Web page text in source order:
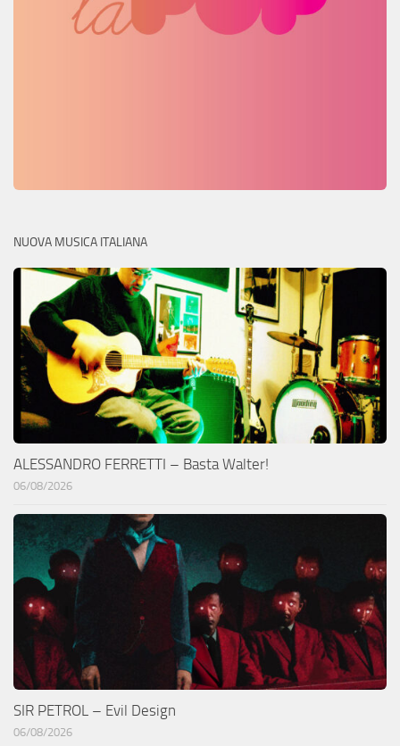
NUOVA MUSICA ITALIANA
ALESSANDRO FERRETTI – Basta Walter!
06/08/2026
SIR PETROL – Evil Design
06/08/2026